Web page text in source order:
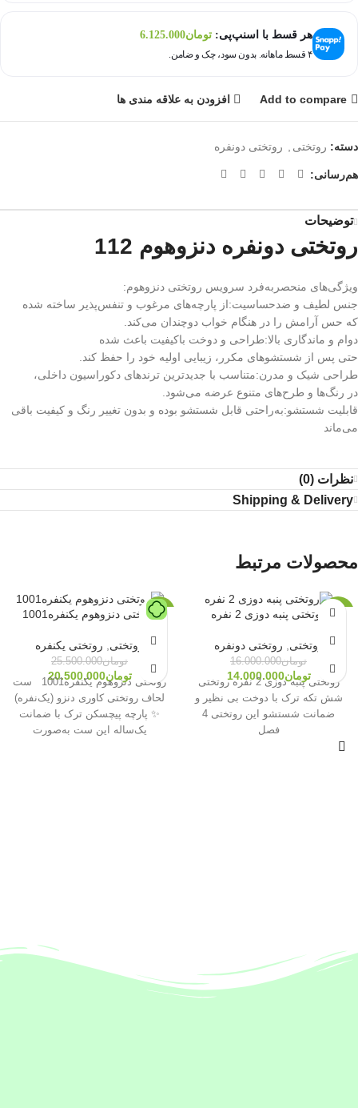
هر قسط با اسنپ‌پی: تومان6.125.000
۴ قسط ماهانه. بدون سود، چک و ضامن.
Add to compare افزودن به علاقه مندی ها
دسته: روتختی روتختی دونفره
هم‌رسانی:
توضیحات
روتختی دونفره دنزوهوم 112
ویژگی‌های منحصربه‌فرد سرویس روتختی دنزوهوم:
جنس لطیف و ضدحساسیت:از پارچه‌های مرغوب و تنفس‌پذیر ساخته شده
که حس آرامش را در هنگام خواب دوچندان می‌کند.
دوام و ماندگاری بالا:طراحی و دوخت باکیفیت باعث شده
حتی پس از شستشوهای مکرر، زیبایی اولیه خود را حفظ کند.
طراحی شیک و مدرن:متناسب با جدیدترین ترندهای دکوراسیون داخلی،
در رنگ‌ها و طرح‌های متنوع عرضه می‌شود.
قابلیت شستشو:به‌راحتی قابل شستشو بوده و بدون تغییر رنگ و کیفیت باقی
می‌ماند
نظرات (0)
Shipping & Delivery
محصولات مرتبط
-13%
ناموجود
روتختی پنبه دوزی 2 نفره
روتختی روتختی دونفره
تومان16.000.000
تومان14.000.000روتختی پنبه دوزی 2 نفره روتختی
شش تکه ترک با دوخت بی نظیر و
ضمانت شستشو این روتختی 4
فصل
-20%روتختی دنزوهوم یکنفره1001
روتختی روتختی یکنفره
تومان25.500.000
تومان20.500.000
روتختی دنزوهوم یکنفره1001 ست
لحاف روتختی کاوری دنزو (یک‌نفره)
✨ پارچه پیچسکن ترک با ضمانت
یک‌ساله این ست به‌صورت